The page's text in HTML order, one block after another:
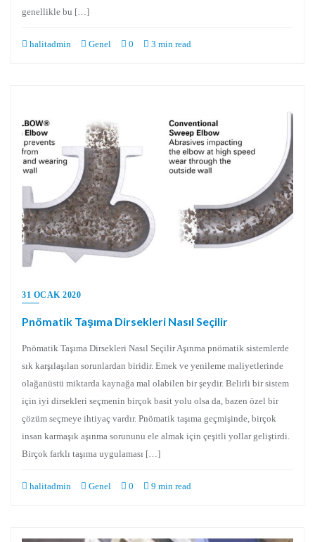
genellikle bu […]
halitadmin Genel 0 3 min read
31 OCAK 2020
Pnömatik Taşıma Dirsekleri Nasıl Seçilir
Pnömatik Taşıma Dirsekleri Nasıl Seçilir Aşınma pnömatik sistemlerde
sık karşılaşılan sorunlardan biridir. Emek ve yenileme maliyetlerinde
olağanüstü miktarda kaynağa mal olabilen bir şeydir. Belirli bir sistem
için iyi dirsekleri seçmenin birçok basit yolu olsa da, bazen özel bir
çözüm seçmeye ihtiyaç vardır. Pnömatik taşıma geçmişinde, birçok
insan karmaşık aşınma sorununu ele almak için çeşitli yollar geliştirdi.
Birçok farklı taşıma uygulaması […]
halitadmin Genel 0 9 min read